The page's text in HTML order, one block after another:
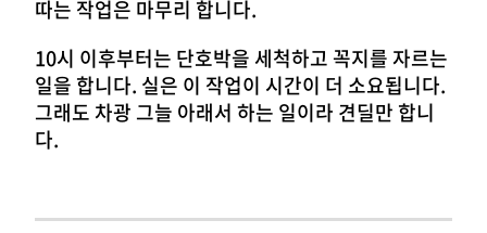
따는 작업은 마무리 합니다.
10시 이후부터는 단호박을 세척하고 꼭지를 자르는
일을 합니다. 실은 이 작업이 시간이 더 소요됩니다.
그래도 차광 그늘 아래서 하는 일이라 견딜만 합니
다.